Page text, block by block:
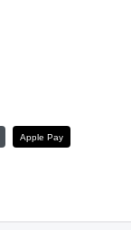
Apple Pay